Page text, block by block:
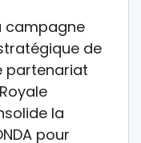
campagne
de
partenariat
la
pour